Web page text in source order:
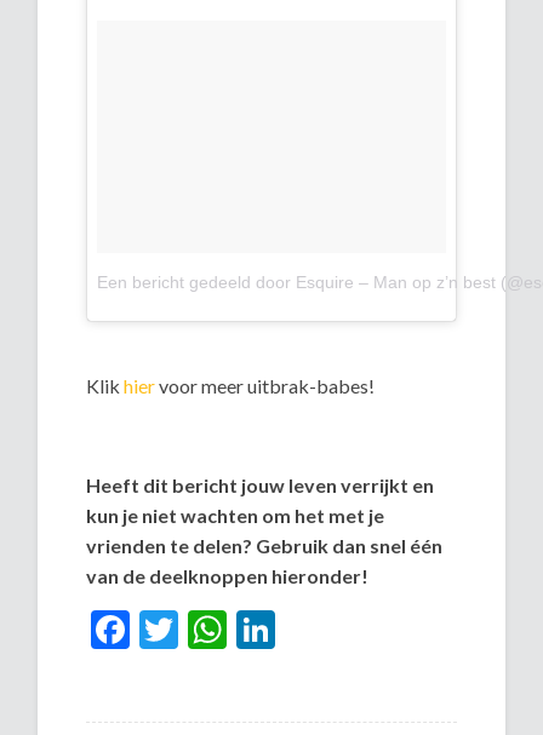
Een bericht gedeeld door Esquire – Man op z’n best
Klikhiervoor meer uitbrak-babes!
Heeft dit bericht jouw leven verrijkt en
kun je niet wachten om het met je
vrienden te delen? Gebruik dan snel één
van de deelknoppen hieronder!
Facebook
TwitterWhatsApp